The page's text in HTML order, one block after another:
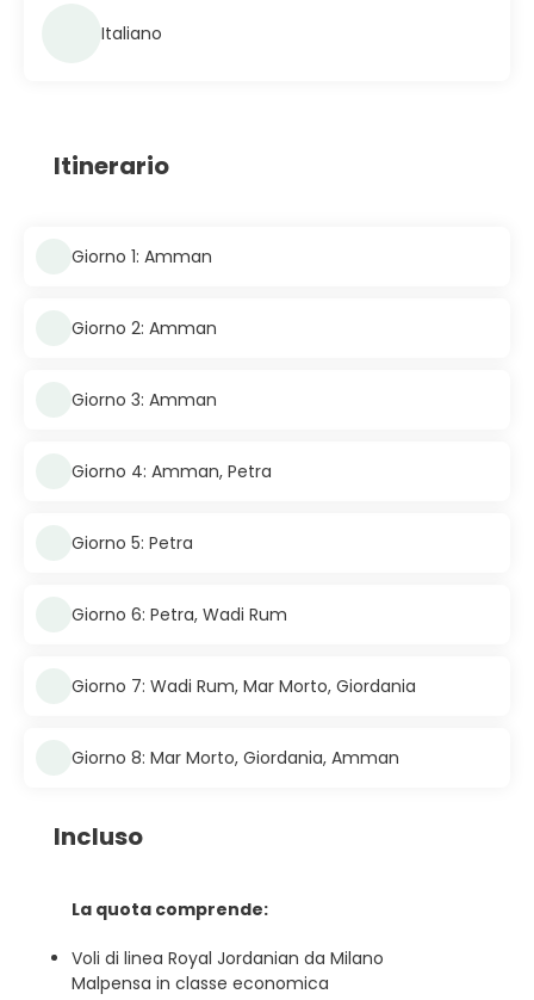
Italiano
Itinerario
Giorno 1: Amman
Giorno 2: Amman
Giorno 3: Amman
Giorno 4: Amman, Petra
Giorno 5: Petra
Giorno 6: Petra, Wadi Rum
Giorno 7: Wadi Rum, Mar Morto, Giordania
Giorno 8: Mar Morto, Giordania, Amman
Incluso
La quota comprende:
Voli di linea Royal Jordanian da Milano
Malpensa in classe economica